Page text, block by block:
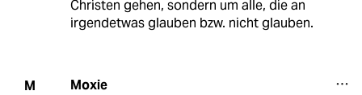
Christen gehen, sondern um alle, die an
irgendetwas glauben bzw. nicht glauben.
M Moxie